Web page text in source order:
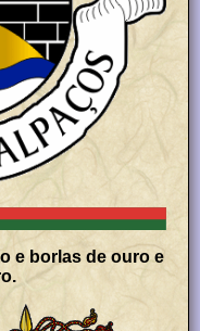
e borlas de ouro e